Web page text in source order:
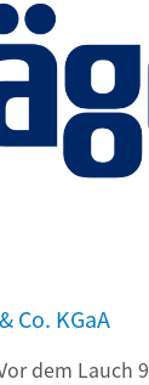
Co. KGaA
dem Lauch 9